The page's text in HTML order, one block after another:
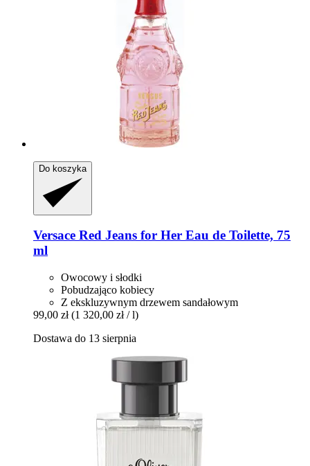
Do koszyka
Versace Red Jeans for Her Eau de Toilette, 75
ml
Owocowy i słodki
Pobudzająco kobiecy
Z ekskluzywnym drzewem sandałowym
99,00 zł (1 320,00 zł / l)
Dostawa do 13 sierpnia